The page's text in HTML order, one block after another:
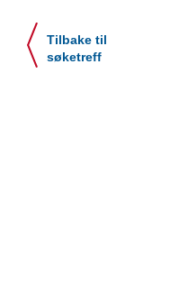
Tilbake til
søketreff